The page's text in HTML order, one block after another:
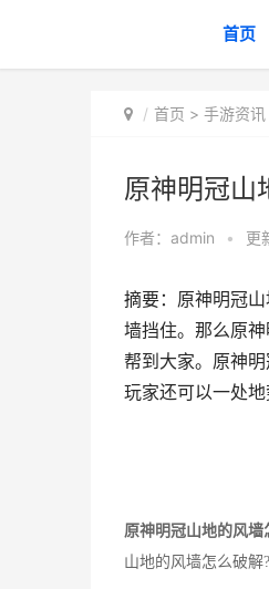
首页
首页 > 手游资讯
原神明冠山
作者： admin • 更
摘要：原神明冠
墙挡住。那么原
帮到大家。原神
玩家还可以一处
原神明冠山地的风墙
山地的风墙怎么破解